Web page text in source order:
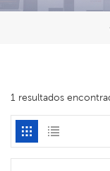
1 resultados